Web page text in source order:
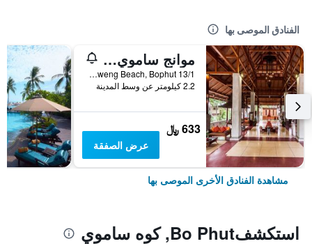
الفنادق الموصى بها
موانج ساموي سبا ريزورت
13/1 Moo2, Chaweng Beach, Bophut, كوه ساموي, تايلاند
2.2 كيلومتر عن وسط المدينة
633 ﷼
عرض الصفقة
مشاهدة الفنادق الأخرى الموصى بها
استكشفBo Phut, كوه ساموي